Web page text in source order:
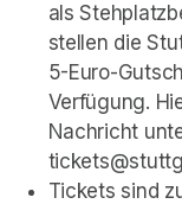
als
stellen die
5-Euro-
Verfügung.
Nachricht